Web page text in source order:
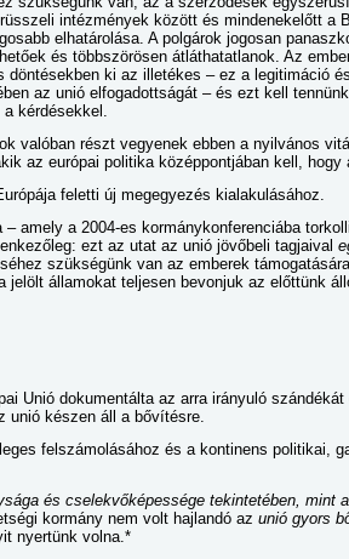
intézmények között és mindenekelőtt a
elhatárolása. A polgárok jogosan
és többszörösen átláthatatlanok. Az
ki az illetékes – ez a legitimáció és
az unió elfogadottságát – és ezt kell
kérdésekkel.
valóban részt vegyenek ebben a nyilvános
az európai politika középpontjában kell, hogy
feletti új megegyezés kialakulásához.
amely a 2004-es kormánykonferenciába
ezt az utat az unió jövőbeli tagjaival
szükségünk van az emberek
államokat teljesen bevonjuk az előttünk
Unió dokumentálta az arra irányuló szándékát
unió készen áll a bővítésre.
felszámolásához és a kontinens politikai,
és cselekvőképessége tekintetében, mint
kormány nem volt hajlandó az unió gyors
nyertünk volna.*